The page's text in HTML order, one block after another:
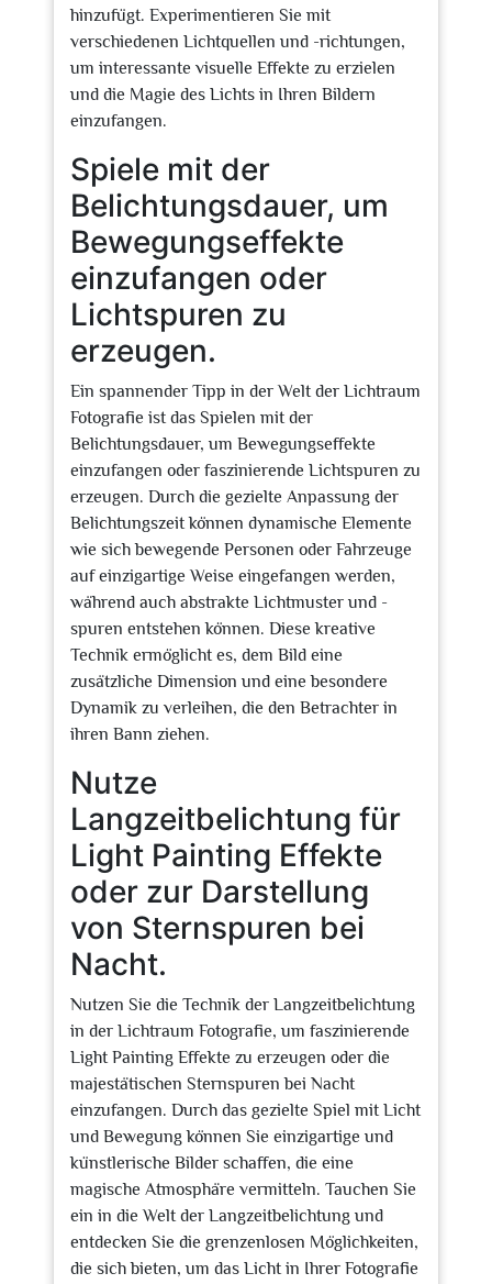
hinzufügt. Experimentieren Sie mit
verschiedenen Lichtquellen und -richtungen,
um interessante visuelle Effekte zu erzielen
und die Magie des Lichts in Ihren Bildern
einzufangen.
Spiele mit der
Belichtungsdauer, um
Bewegungseffekte
einzufangen oder
Lichtspuren zu
erzeugen.
Ein spannender Tipp in der Welt der Lichtraum
Fotografie ist das Spielen mit der
Belichtungsdauer, um Bewegungseffekte
einzufangen oder faszinierende Lichtspuren zu
erzeugen. Durch die gezielte Anpassung der
Belichtungszeit können dynamische Elemente
wie sich bewegende Personen oder Fahrzeuge
auf einzigartige Weise eingefangen werden,
während auch abstrakte Lichtmuster und -
spuren entstehen können. Diese kreative
Technik ermöglicht es, dem Bild eine
zusätzliche Dimension und eine besondere
Dynamik zu verleihen, die den Betrachter in
ihren Bann ziehen.
Nutze
Langzeitbelichtung für
Light Painting Effekte
oder zur Darstellung
von Sternspuren bei
Nacht.
Nutzen Sie die Technik der Langzeitbelichtung
in der Lichtraum Fotografie, um faszinierende
Light Painting Effekte zu erzeugen oder die
majestätischen Sternspuren bei Nacht
einzufangen. Durch das gezielte Spiel mit Licht
und Bewegung können Sie einzigartige und
künstlerische Bilder schaffen, die eine
magische Atmosphäre vermitteln. Tauchen Sie
ein in die Welt der Langzeitbelichtung und
entdecken Sie die grenzenlosen Möglichkeiten,
die sich bieten, um das Licht in Ihrer Fotografie